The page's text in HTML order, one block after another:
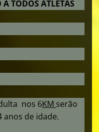
TODOS ATLETAS
nos 6KM serão
anos de idade.